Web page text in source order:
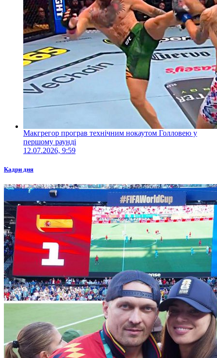
Макгрегор програв технічним нокаутом Голловею у
першому раунді
12.07.2026, 9:59
Кадри дня